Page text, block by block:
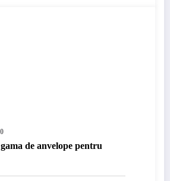
0
de anvelope pentru